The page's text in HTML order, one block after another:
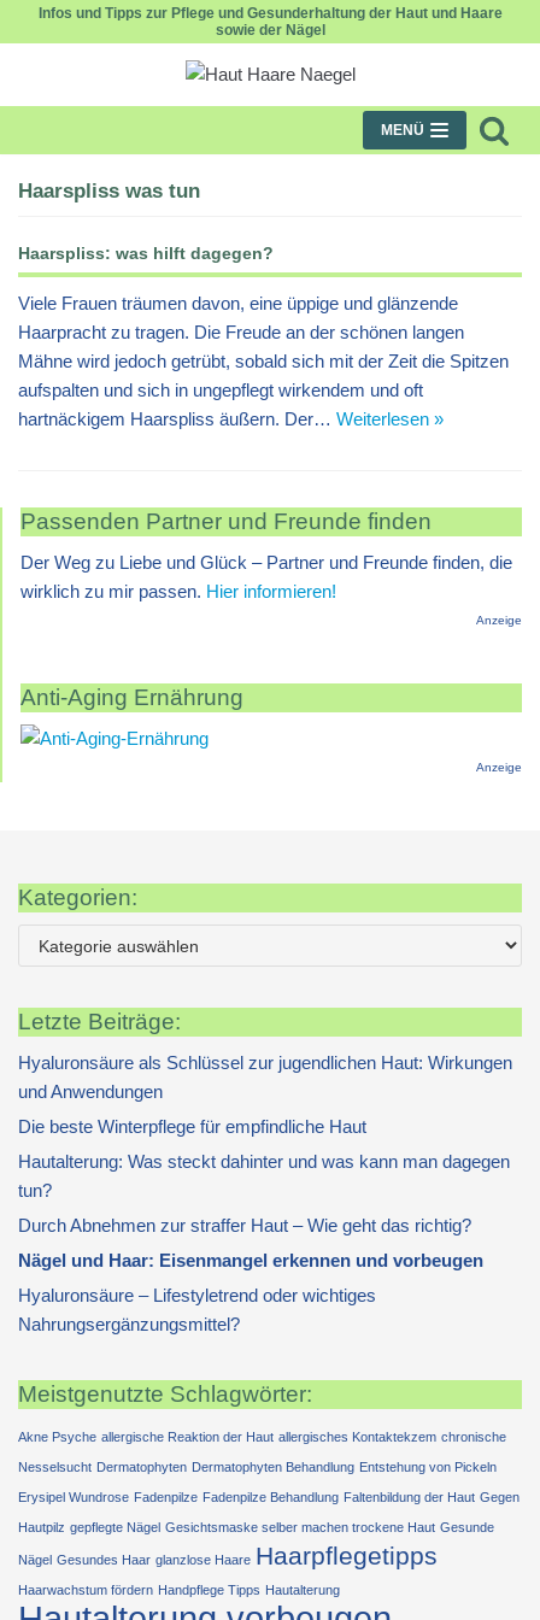
Infos und Tipps zur Pflege und Gesunderhaltung der Haut und Haare
sowie der Nägel
MENÜ
Haarspliss was tun
Haarspliss: was hilft dagegen?
Viele Frauen träumen davon, eine üppige und glänzende
Haarpracht zu tragen. Die Freude an der schönen langen
Mähne wird jedoch getrübt, sobald sich mit der Zeit die Spitzen
aufspalten und sich in ungepflegt wirkendem und oft
hartnäckigem Haarspliss äußern. Der… Weiterlesen »
Passenden Partner und Freunde finden
Der Weg zu Liebe und Glück – Partner und Freunde finden, die
wirklich zu mir passen. Hier informieren!
Anzeige
Anti-Aging Ernährung
Anzeige
Kategorien:
Letzte Beiträge:
Hyaluronsäure als Schlüssel zur jugendlichen Haut: Wirkungen
und Anwendungen
Die beste Winterpflege für empfindliche Haut
Hautalterung: Was steckt dahinter und was kann man dagegen
tun?
Durch Abnehmen zur straffer Haut – Wie geht das richtig?
Nägel und Haar: Eisenmangel erkennen und vorbeugen
Hyaluronsäure – Lifestyletrend oder wichtiges
Nahrungsergänzungsmittel?
Meistgenutzte Schlagwörter:
Akne Psyche allergische Reaktion der Haut allergisches Kontaktekzem chronische
Nesselsucht Dermatophyten Dermatophyten Behandlung Entstehung von Pickeln
Erysipel Wundrose Fadenpilze Fadenpilze Behandlung Faltenbildung der Haut Gegen
Hautpilz gepflegte Nägel Gesichtsmaske selber machen trockene Haut Gesunde
Nägel Gesundes Haar glanzlose Haare Haarpflegetipps
Haarwachstum fördern Handpflege Tipps Hautalterung